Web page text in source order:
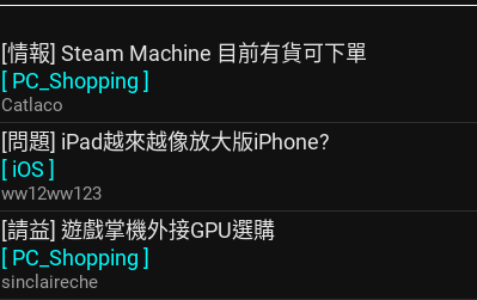
[情報] Steam Machine 目前有貨可下單
[ PC_Shopping ]
Catlaco
[問題] iPad越來越像放大版iPhone?
[ iOS ]
ww12ww123
[請益] 遊戲掌機外接GPU選購
[ PC_Shopping ]
sinclaireche